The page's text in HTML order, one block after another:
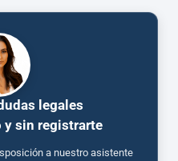
legales
y sin registrarte
a nuestro asistente